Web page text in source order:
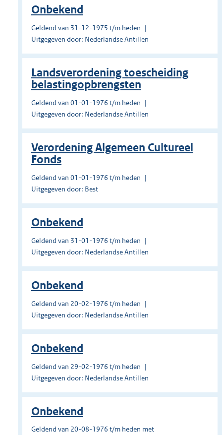
Onbekend
Geldend van 31-12-1975 t/m heden
Uitgegeven door: Nederlandse Antillen
Landsverordening toescheiding
belastingopbrengsten
Geldend van 01-01-1976 t/m heden
Uitgegeven door: Nederlandse Antillen
Verordening Algemeen Cultureel
Fonds
Geldend van 01-01-1976 t/m heden
Uitgegeven door: Best
Onbekend
Geldend van 31-01-1976 t/m heden
Uitgegeven door: Nederlandse Antillen
Onbekend
Geldend van 20-02-1976 t/m heden
Uitgegeven door: Nederlandse Antillen
Onbekend
Geldend van 29-02-1976 t/m heden
Uitgegeven door: Nederlandse Antillen
Onbekend
Geldend van 20-08-1976 t/m heden met